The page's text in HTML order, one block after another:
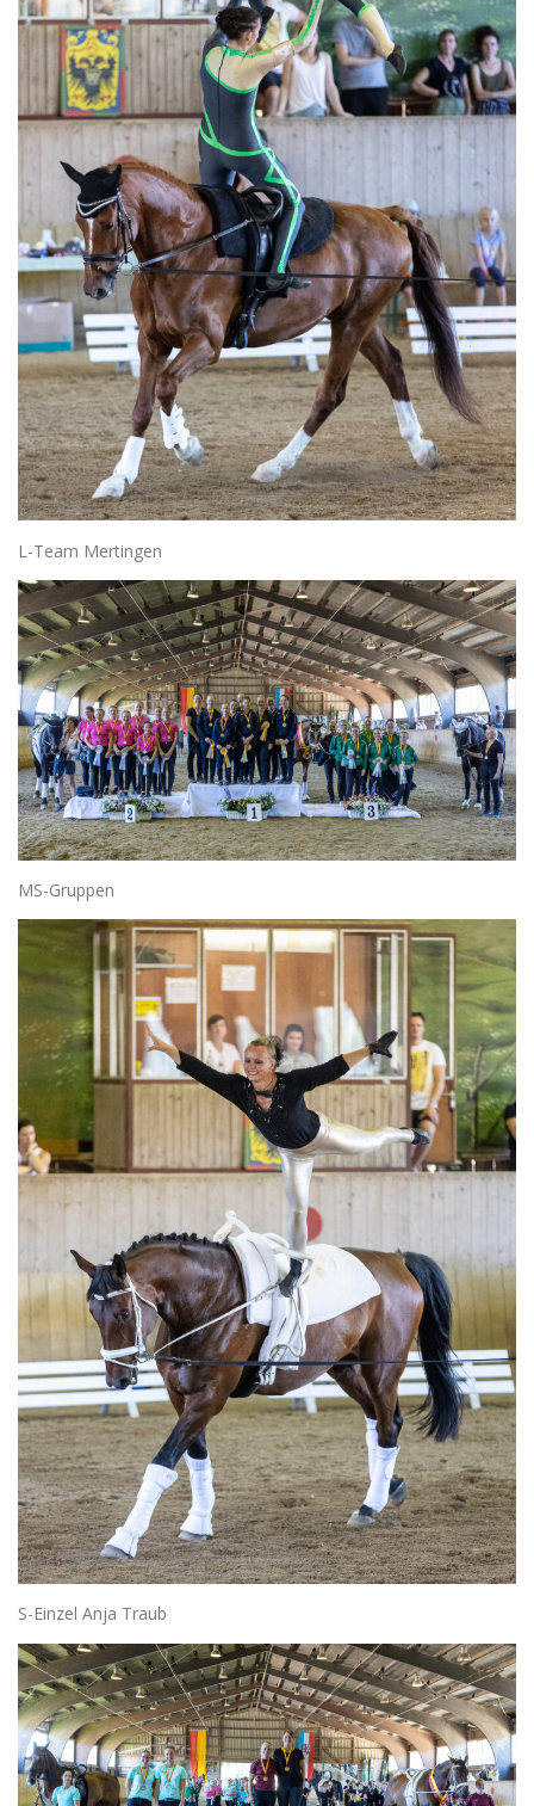
L-Team Mertingen
MS-Gruppen
S-Einzel Anja Traub